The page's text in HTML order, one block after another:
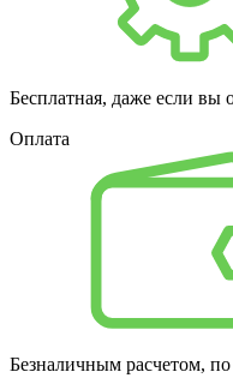
Бесплатная, даже если вы
Оплата
Безналичным расчетом,